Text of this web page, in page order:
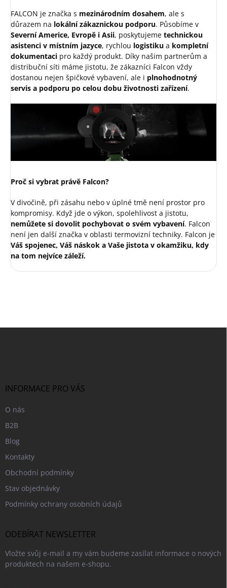
FALCON je značka s mezinárodním dosahem, ale s
důrazem na lokální zákaznickou podporu. Působíme v
Severní Americe, Evropě i Asii, poskytujeme technickou
asistenci v místním jazyce, rychlou logistiku a kompletní
dokumentaci pro každý produkt. Díky našim partnerům a
distribuční síti máme jistotu, že zákazníci Falcon vždy
dostanou nejen špičkové vybavení, ale i plnohodnotný
servis a podporu po celou dobu životnosti zařízení.
Proč si vybrat právě Falcon?
V divočině, při zásahu nebo v úplné tmě není prostor pro
kompromisy. Když jde o výkon, spolehlivost a jistotu,
nemůžete si dovolit pochybovat o svém vybavení. Falcon
není jen další značka v oblasti termovizní techniky. Falcon je
Váš spojenec, Váš náskok a Vaše jistota v okamžiku, kdy
na tom nejvíce záleží.
INFORMACE PRO VÁS
O nás
B2B
Blog
Kontakty
Obchodní podmínky
Stav objednávky
Podmínky ochrany osobních údajů
ODEBÍRAT NEWSLETTER
Vložte svůj e-mail a my vám budeme zasílat informace o nových
produktech na našem e-shopu.